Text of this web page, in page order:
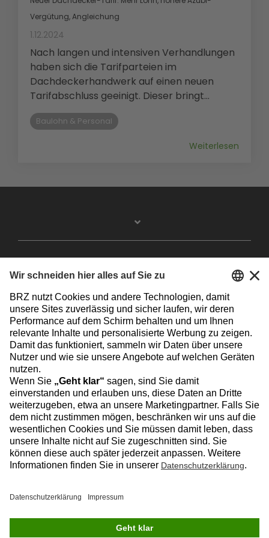
Vergütung, Angleichung
1.12.2024
Nach langen und intensiven Verhandlungen
haben sich die Tarifparteien im
Dachdeckerhandwerk auf einen neuen
Tarifabschluss geeinigt. Dieser bringt...
Baulohn & Personal
Weiterlesen
Datenschutz Impressum Kontakt
© 2026 BRZ Deutschland GmbH
FacebookInstagramLinkedinYouTube